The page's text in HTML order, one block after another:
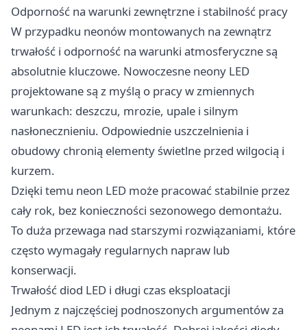
Odporność na warunki zewnętrzne i stabilność pracy
W przypadku neonów montowanych na zewnątrz
trwałość i odporność na warunki atmosferyczne są
absolutnie kluczowe. Nowoczesne neony LED
projektowane są z myślą o pracy w zmiennych
warunkach: deszczu, mrozie, upale i silnym
nasłonecznieniu. Odpowiednie uszczelnienia i
obudowy chronią elementy świetlne przed wilgocią i
kurzem.
Dzięki temu neon LED może pracować stabilnie przez
cały rok, bez konieczności sezonowego demontażu.
To duża przewaga nad starszymi rozwiązaniami, które
często wymagały regularnych napraw lub
konserwacji.
Trwałość diod LED i długi czas eksploatacji
Jednym z najczęściej podnoszonych argumentów za